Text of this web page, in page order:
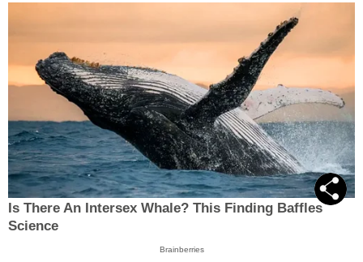
Is There An Intersex Whale? This Finding Baffles
Science
Brainberries